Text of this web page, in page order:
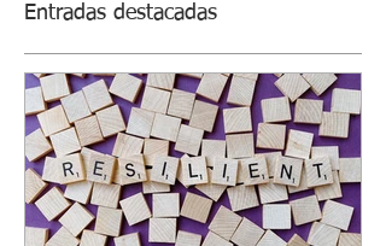
Entradas destacadas